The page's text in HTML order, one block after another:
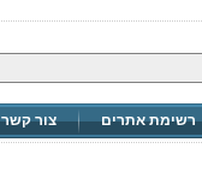
רשימת אתרים צור קשר